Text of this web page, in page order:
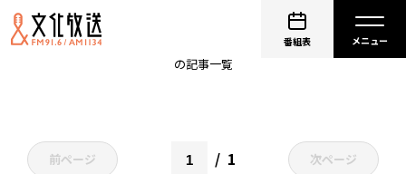
番組表
の記事一覧
前ページ 1 次ページ